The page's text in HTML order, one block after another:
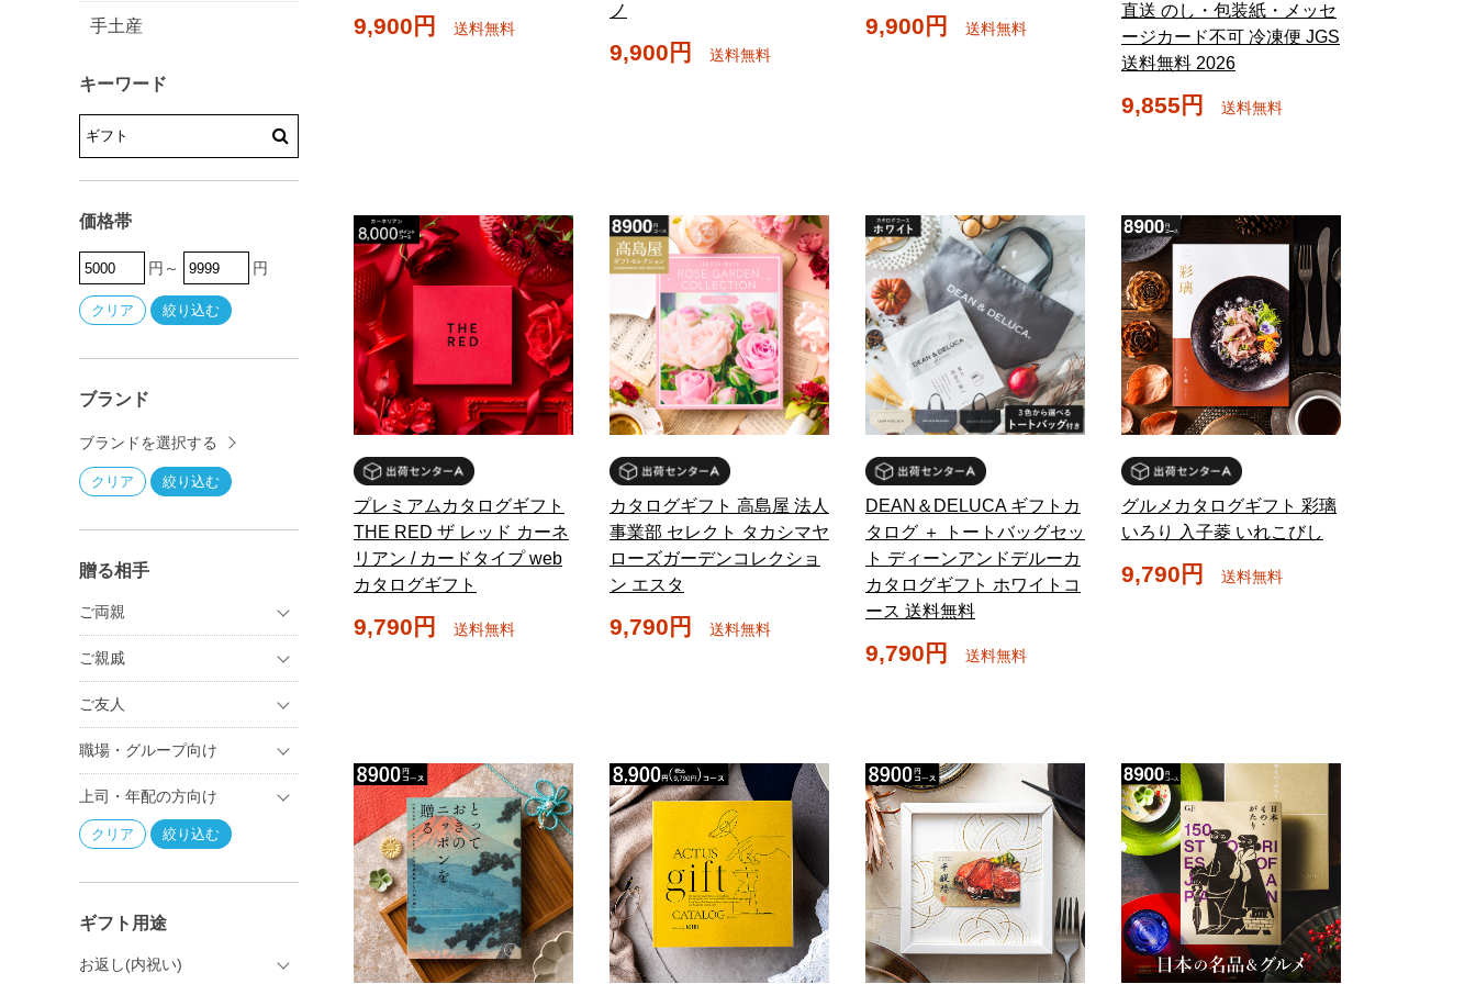
手土産
キーワード
価格帯
円～ 円
ブランド
ブランドを選択する
贈る相手
ご両親
ご親戚
ご友人
職場・グループ向け
上司・年配の方向け
ギフト用途
お返し(内祝い)
9,900円 送料無料
ノ
9,900円 送料無料
9,900円 送料無料
直送 のし・包装紙・メッセ
ージカード不可 冷凍便 JGS
送料無料 2026
9,855円 送料無料
プレミアムカタログギフト
THE RED ザ レッド カーネ
リアン / カードタイプ web
カタログギフト
9,790円 送料無料
カタログギフト 高島屋 法人
事業部 セレクト タカシマヤ
ローズガーデンコレクショ
ン エスタ
9,790円 送料無料
DEAN＆DELUCA ギフトカ
タログ ＋ トートバッグセッ
ト ディーンアンドデルーカ
カタログギフト ホワイトコ
ース 送料無料
9,790円 送料無料
グルメカタログギフト 彩璃
いろり 入子菱 いれこびし
9,790円 送料無料